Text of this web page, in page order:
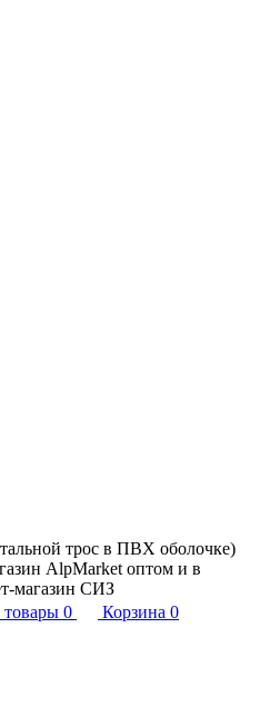
трос в ПВХ оболочке)
AlpMarket оптом и в
магазин СИЗ
0 Корзина 0